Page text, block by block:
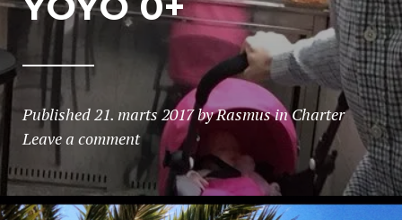
Published21. marts 2017byRasmusinCharter
Leave a comment